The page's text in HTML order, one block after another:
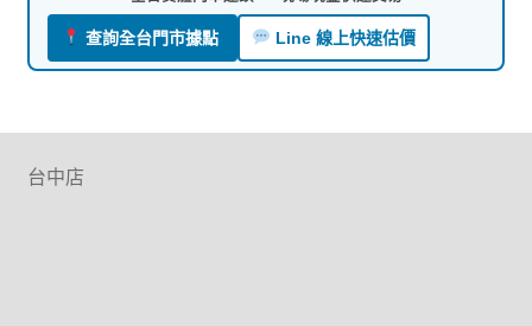
查詢全台門市據點 Line 線上快速估價
台中店